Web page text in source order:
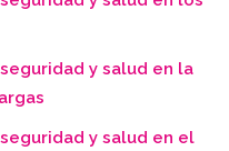
y salud en la
y salud en el